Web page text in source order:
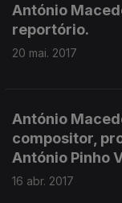
António
reportório.
20 mai. 2017
António
compositor,
António Pinho
16 abr. 2017